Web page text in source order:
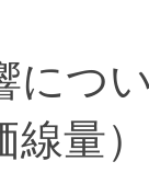
につ
線量